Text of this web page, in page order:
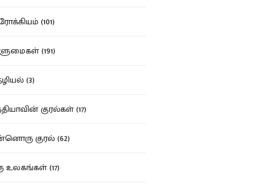
(101)
(191)
(3)
குரல்கள் (17)
குரல் (62)
உலகங்கள் (17)